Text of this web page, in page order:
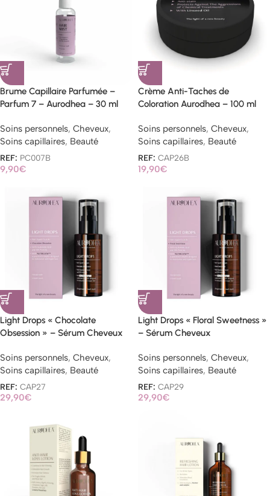
Brume Capillaire Parfumée –
Parfum 7 – Aurodhea – 30 ml
Soins personnels, Cheveux,
Soins capillaires, Beauté
REF: PC007B
9,90€
Crème Anti-Taches de
Coloration Aurodhea – 100 ml
Soins personnels, Cheveux,
Soins capillaires, Beauté
REF: CAP26B
19,90€
Light Drops « Chocolate
Obsession » – Sérum Cheveux
Soins personnels, Cheveux,
Soins capillaires, Beauté
REF: CAP27
29,90€
Light Drops « Floral Sweetness »
– Sérum Cheveux
Soins personnels, Cheveux,
Soins capillaires, Beauté
REF: CAP29
29,90€